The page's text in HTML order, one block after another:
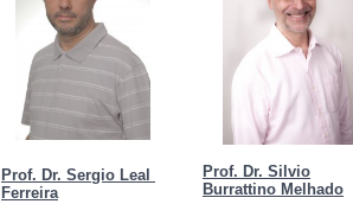
Prof. Dr. Sergio Leal
Ferreira
Prof. Dr. Silvio
Burrattino Melhado